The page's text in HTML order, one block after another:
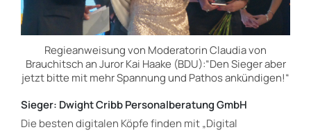
Regieanweisung von Moderatorin Claudia von
Brauchitsch an Juror Kai Haake (BDU):“Den Sieger aber
jetzt bitte mit mehr Spannung und Pathos ankündigen!“
Sieger: Dwight Cribb Personalberatung GmbH
Die besten digitalen Köpfe finden mit „Digital